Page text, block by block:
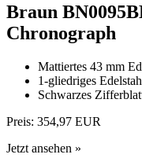
Braun
Chronograph
Mattiertes 43 mm
1-gliedriges
Schwarzes
Preis: 354,97 EUR
Jetzt ansehen »